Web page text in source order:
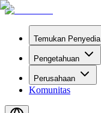
Temukan Penyedia
Pengetahuan
Perusahaan
Komunitas